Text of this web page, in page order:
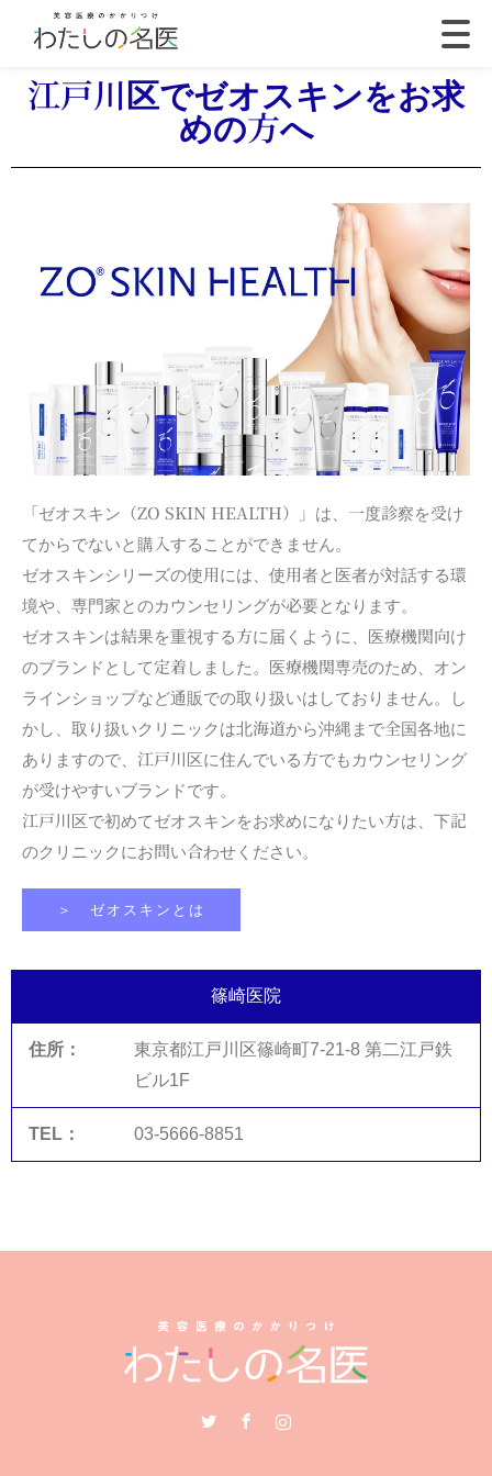
江戸川区でゼオスキンをお求
めの方へ
「ゼオスキン（ZO SKIN HEALTH）」は、一度診察を受け
てからでないと購入することができません。
ゼオスキンシリーズの使用には、使用者と医者が対話する環
境や、専門家とのカウンセリングが必要となります。
ゼオスキンは結果を重視する方に届くように、医療機関向け
のブランドとして定着しました。医療機関専売のため、オン
ラインショップなど通販での取り扱いはしておりません。し
かし、取り扱いクリニックは北海道から沖縄まで全国各地に
ありますので、江戸川区に住んでいる方でもカウンセリング
が受けやすいブランドです。
江戸川区で初めてゼオスキンをお求めになりたい方は、下記
のクリニックにお問い合わせください。
＞ ゼオスキンとは
篠崎医院
東京都江戸川区篠崎町7-21-8 第二江戸鉄
ビル1F
03-5666-8851
Instagram